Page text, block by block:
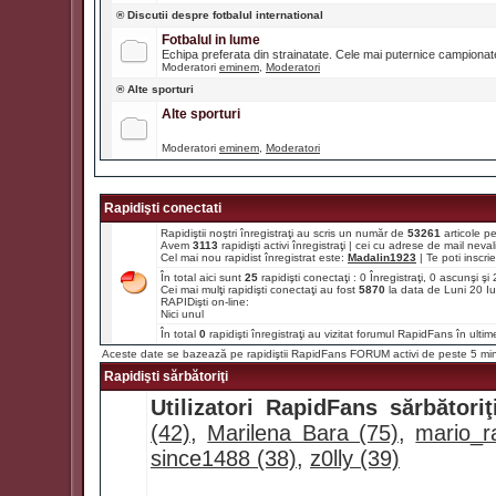
® Discutii despre fotbalul international
Fotbalul in lume
Echipa preferata din strainatate. Cele mai puternice
Moderatori eminem Moderatori
® Alte sporturi
Alte sporturi
Moderatori eminem Moderatori
Rapidişti conectati
Rapidiştii noştri înregistraţi au scris un număr de 53261 articole
Avem 3113 rapidişti activi înregistraţi | cei cu adrese de mail
Cel mai nou rapidist înregistrat este: Madalin1923 | Te poti
În total aici sunt 25 rapidişti conectaţi : 0 Înregistraţi, 0 ascunşi
Cei mai mulţi rapidişti conectaţi au fost 5870 la data de Luni 20
RAPIDişti on-line:
Nici unul
În total 0 rapidişti înregistraţi au vizitat forumul RapidFans în
Aceste date se bazează pe rapidiştii RapidFans FORUM activi de peste 5
Rapidişti sărbătoriţi
Utilizatori RapidFans
(42), Marilena Bara (75),
since1488 (38), z0lly (39)